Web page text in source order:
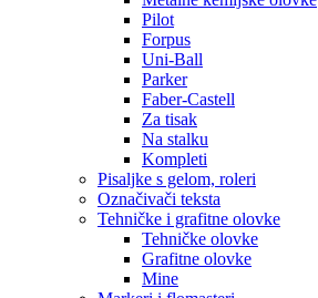
Pilot
Forpus
Uni-Ball
Parker
Faber-Castell
Za tisak
Na stalku
Kompleti
Pisaljke s gelom, roleri
Označivači teksta
Tehničke i grafitne olovke
Tehničke olovke
Grafitne olovke
Mine